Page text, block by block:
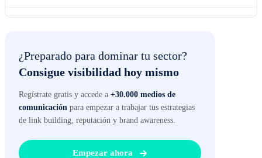
¿Preparado para dominar tu sector?
Consigue visibilidad hoy mismo
Regístrate gratis y accede a +30.000 medios de
comunicación para empezar a trabajar tus estrategias
de link building, reputación y brand awareness.
Empezar ahora